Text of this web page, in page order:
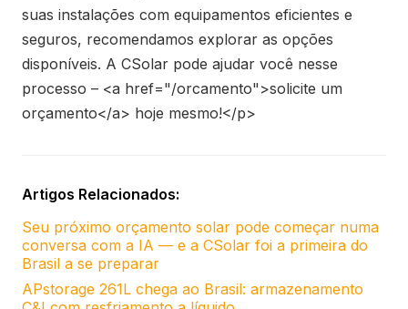
suas instalações com equipamentos eficientes e
seguros, recomendamos explorar as opções
disponíveis. A CSolar pode ajudar você nesse
processo – <a href="/orcamento">solicite um
orçamento</a> hoje mesmo!</p>
Artigos Relacionados:
Seu próximo orçamento solar pode começar numa
conversa com a IA — e a CSolar foi a primeira do
Brasil a se preparar
APstorage 261L chega ao Brasil: armazenamento